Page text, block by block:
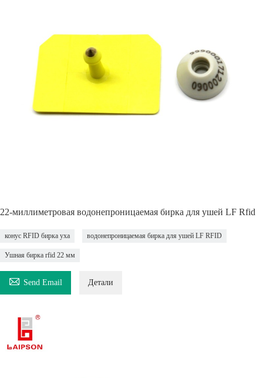
22-миллиметровая водонепроницаемая бирка для ушей LF Rfid
конус RFID бирка уха водонепроницаемая бирка для ушей LF RFID
Ушная бирка rfid 22 мм
 Send Email Детали